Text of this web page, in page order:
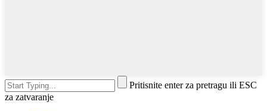
Pritisnite enter za pretragu ili ESC
za zatvaranje